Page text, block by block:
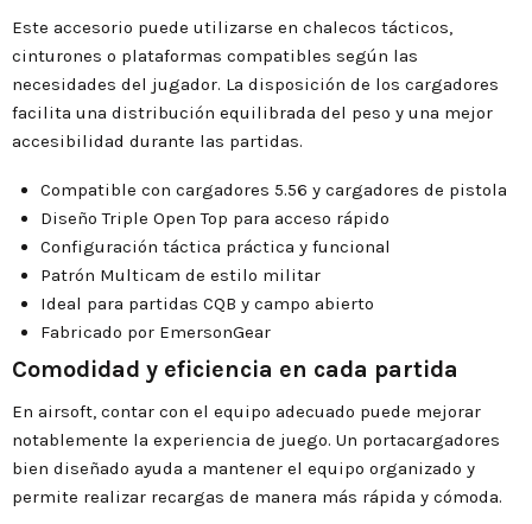
Este accesorio puede utilizarse en chalecos tácticos,
cinturones o plataformas compatibles según las
necesidades del jugador. La disposición de los cargadores
facilita una distribución equilibrada del peso y una mejor
accesibilidad durante las partidas.
Compatible con cargadores 5.56 y cargadores de pistola
Diseño Triple Open Top para acceso rápido
Configuración táctica práctica y funcional
Patrón Multicam de estilo militar
Ideal para partidas CQB y campo abierto
Fabricado por EmersonGear
Comodidad y eficiencia en cada partida
En airsoft, contar con el equipo adecuado puede mejorar
notablemente la experiencia de juego. Un portacargadores
bien diseñado ayuda a mantener el equipo organizado y
permite realizar recargas de manera más rápida y cómoda.